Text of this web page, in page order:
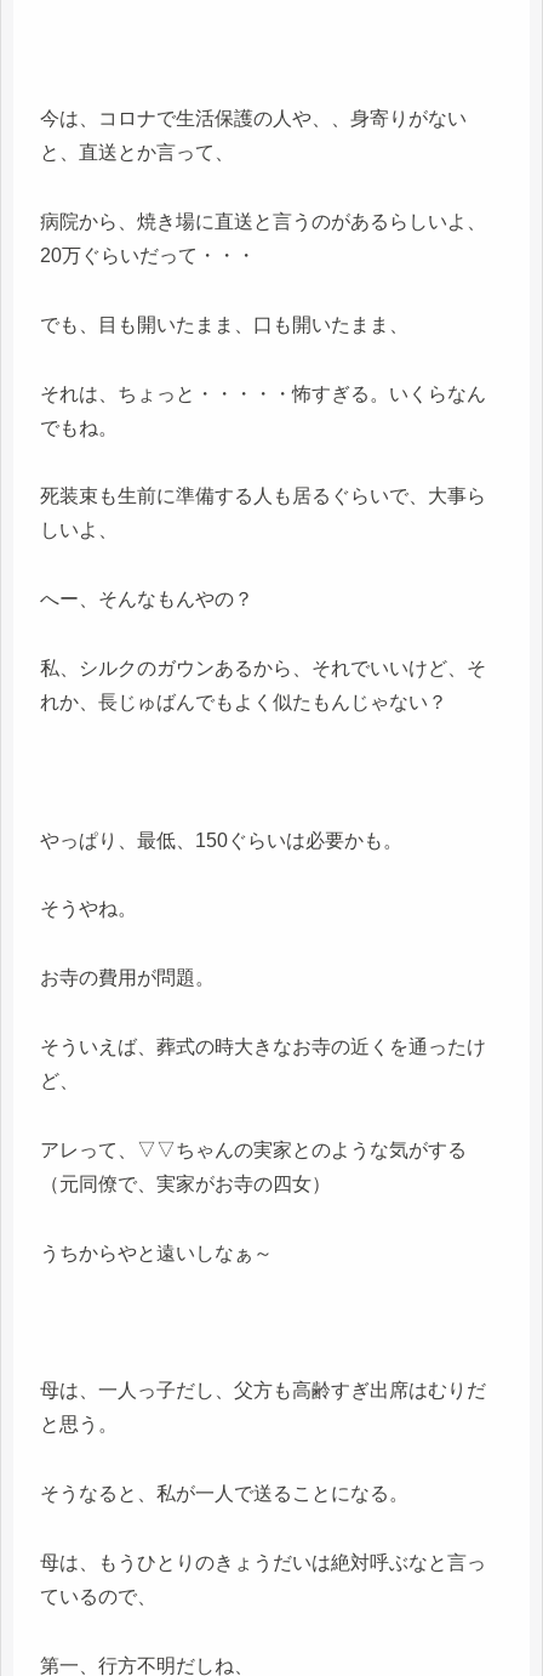
今は、コロナで生活保護の人や、、身寄りがない
と、直送とか言って、
病院から、焼き場に直送と言うのがあるらしいよ、
20万ぐらいだって・・・
でも、目も開いたまま、口も開いたまま、
それは、ちょっと・・・・・怖すぎる。いくらなん
でもね。
死装束も生前に準備する人も居るぐらいで、大事ら
しいよ、
へー、そんなもんやの？
私、シルクのガウンあるから、それでいいけど、そ
れか、長じゅばんでもよく似たもんじゃない？
やっぱり、最低、150ぐらいは必要かも。
そうやね。
お寺の費用が問題。
そういえば、葬式の時大きなお寺の近くを通ったけ
ど、
アレって、▽▽ちゃんの実家とのような気がする
（元同僚で、実家がお寺の四女）
うちからやと遠いしなぁ～
母は、一人っ子だし、父方も高齢すぎ出席はむりだ
と思う。
そうなると、私が一人で送ることになる。
母は、もうひとりのきょうだいは絶対呼ぶなと言っ
ているので、
第一、行方不明だしね、